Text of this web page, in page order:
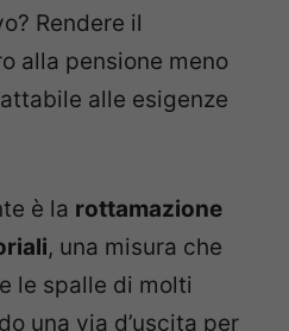
Rendere il
alla pensione meno
alle esigenze
è la rottamazione
, una misura che
le spalle di molti
una via d’uscita per